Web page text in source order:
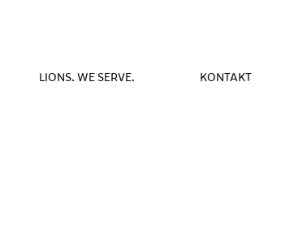
LIONS. WE SERVE. KONTAKT